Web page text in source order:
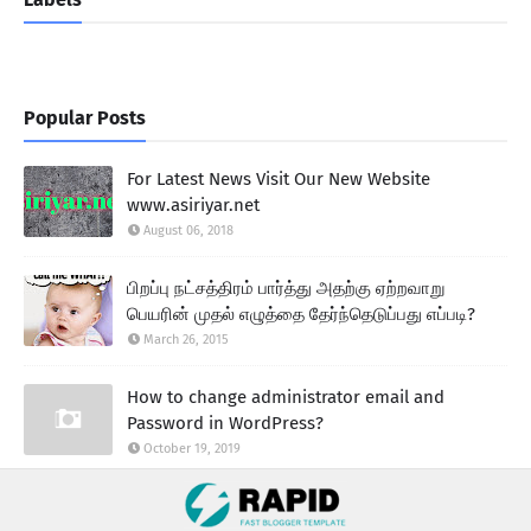
Popular Posts
For Latest News Visit Our New Website
www.asiriyar.net
August 06, 2018
பிறப்பு நட்சத்திரம் பார்த்து அதற்கு ஏற்றவாறு
பெயரின் முதல் எழுத்தை தேர்ந்தெடுப்பது எப்படி?
March 26, 2015
How to change administrator email and
Password in WordPress?
October 19, 2019